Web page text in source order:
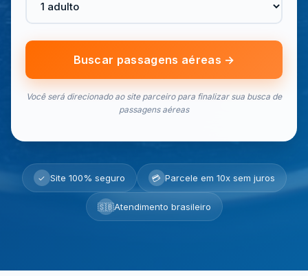
Buscar passagens aéreas →
Você será direcionado ao site parceiro para finalizar sua busca de
passagens aéreas
✓ Site 100% seguro 💳 Parcele em 10x sem juros
🇸🇧Atendimento brasileiro